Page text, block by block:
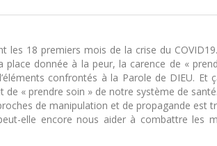
les 18 premiers mois de la crise du
place donnée à la peur, la carence de «
confrontés à la Parole de DIEU.
de « prendre soin » de notre système de santé.
de manipulation et de propagande est
elle encore nous aider à combattre les